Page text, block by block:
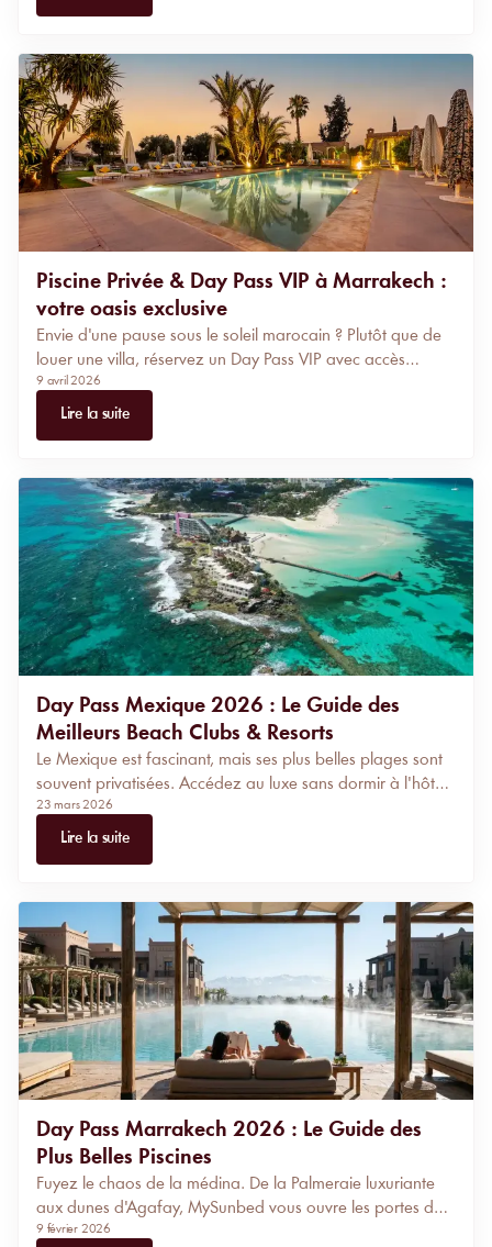
Piscine Privée & Day Pass VIP à Marrakech :
votre oasis exclusive
Envie d'une pause sous le soleil marocain ? Plutôt que de
louer une villa, réservez un Day Pass VIP avec accès
privatif à Marrakech. Profitez d'une cabana réservée, d'un
service premium et d'un espace exclusif pour une journée
9 avril 2026
Lire la suite
Day Pass Mexique 2026 : Le Guide des
Meilleurs Beach Clubs & Resorts
Le Mexique est fascinant, mais ses plus belles plages sont
souvent privatisées. Accédez au luxe sans dormir à l'hôtel :
du Mandala Beach à Cancún aux clubs bohèmes de
Tulum, voici le guide stratégique MySunbed pour maîtriser
23 mars 2026
Lire la suite
Day Pass Marrakech 2026 : Le Guide des
Plus Belles Piscines
Fuyez le chaos de la médina. De la Palmeraie luxuriante
aux dunes d'Agafay, MySunbed vous ouvre les portes des
piscines les plus exclusives de Marrakech. Évitez les pièges
9 février 2026